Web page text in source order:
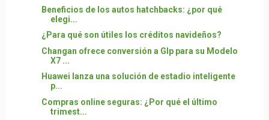
Beneficios de los autos hatchbacks: ¿por qué
elegi...
¿Para qué son útiles los créditos navideños?
Changan ofrece conversión a Glp para su Modelo
X7 ...
Huawei lanza una solución de estadio inteligente
p...
Compras online seguras: ¿Por qué el último
trimest...